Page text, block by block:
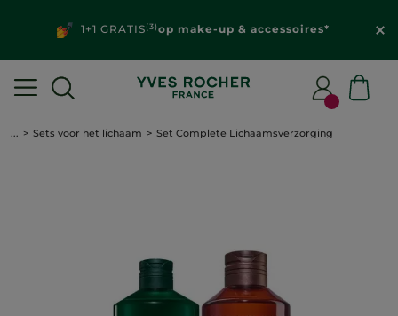
1+1 GRATIS(3)op make-up & accessoires*
... Sets voor het lichaam Set Complete Lichaamsverzorging